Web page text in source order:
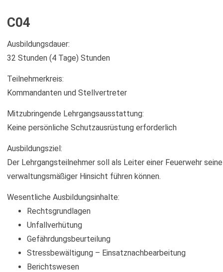
C04
Ausbildungsdauer:
32 Stunden (4 Tage) Stunden
Teilnehmerkreis:
Kommandanten und Stellvertreter
Mitzubringende Lehrgangsausstattung:
Keine persönliche Schutzausrüstung erforderlich
Ausbildungsziel:
Der Lehrgangsteilnehmer soll als Leiter einer Feuerwehr
verwaltungsmäßiger Hinsicht führen können.
Wesentliche Ausbildungsinhalte:
Rechtsgrundlagen
Unfallverhütung
Gefährdungsbeurteilung
Stressbewältigung – Einsatznachbearbeitung
Berichtswesen